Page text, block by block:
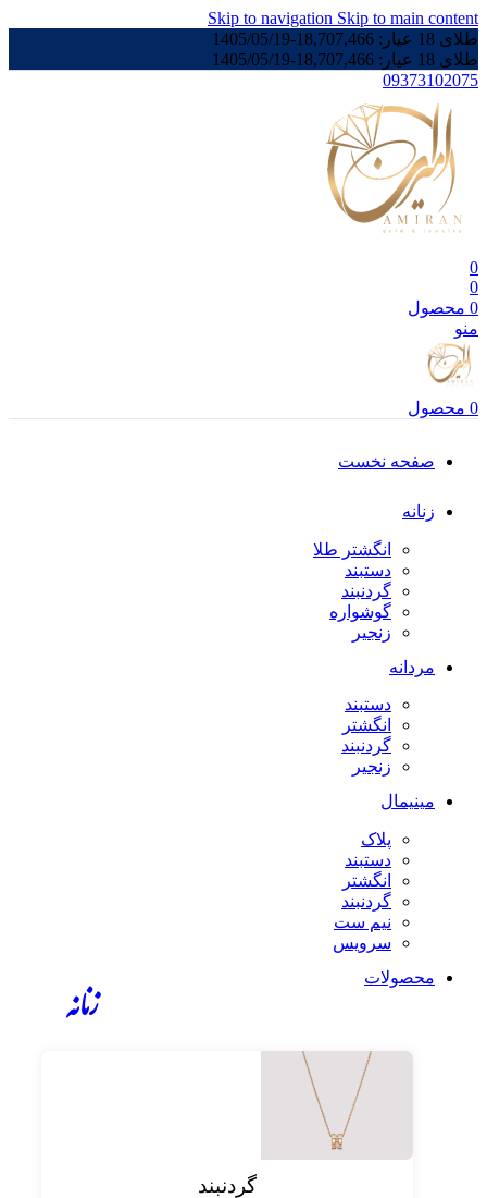
Skip to navigation Skip to main content
طلای 18 عیار:
18,707,466
-
1405/05/19
طلای 18 عیار:
18,707,466
-
1405/05/19
09373102075
0
0
0 محصول
منو
0 محصول
صفحه نخست
زنانه
انگشتر طلا
دستبند
گردنبند
گوشواره
زنجیر
مردانه
دستبند
انگشتر
گردنبند
زنجیر
مینیمال
پلاک
دستبند
انگشتر
گردنبند
نیم ست
سرویس
محصولات
زنانه
گردنبند